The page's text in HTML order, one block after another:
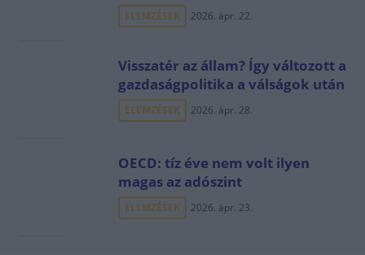
ELEMZÉSEK 2026. ápr. 22.
Visszatér az állam? Így változott a
gazdaságpolitika a válságok után
ELEMZÉSEK 2026. ápr. 28.
OECD: tíz éve nem volt ilyen
magas az adószint
ELEMZÉSEK 2026. ápr. 23.